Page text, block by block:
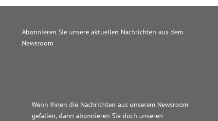
Abonnieren Sie unsere aktuellen Nachrichten aus dem
Newsroom
Wenn Ihnen die Nachrichten aus unserem Newsroom
gefallen, dann abonnieren Sie doch unseren